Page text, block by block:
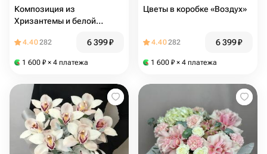
Композиция из
Хризантемы и белой
4.40282 6 399₽
1 600 ₽ × 4 платежа
Цветы в коробке «Воздух»
4.40282 6 399₽
1 600 ₽ × 4 платежа